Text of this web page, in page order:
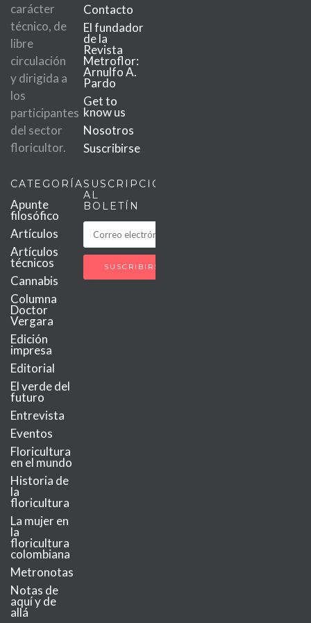
carácter
técnico, de
libre
circulación
y dirigida a
los
participantes
del sector
floricultor.
Contacto
El fundador
de la
Revista
Metroflor:
Arnulfo A.
Pardo
Get to
know us
Nosotros
Suscribirse
CATEGORÍAS
Apunte
filosófico
Artículos
Artículos
técnicos
Cannabis
Columna
Doctor
Vergara
Edición
impresa
Editorial
El verde del
futuro
Entrevista
Eventos
Floricultura
en el mundo
Historia de
la
floricultura
La mujer en
la
floricultura
colombiana
Metronotas
Notas de
aquí y de
allá
SUSCRIPCIÓN
AL
BOLETÍN